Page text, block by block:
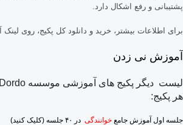
پشتیبانی و رفع اشکال دارد.
برای اطلاعات بیشتر، خرید و دانلود کل پکیج، روی لینک
آموزش نی زدن
هر پکیج:
جلسه اول آموزش جامع خوانندگی در ۴۰ جلسه (کلیک کنید)